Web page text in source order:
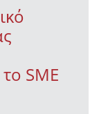
SME